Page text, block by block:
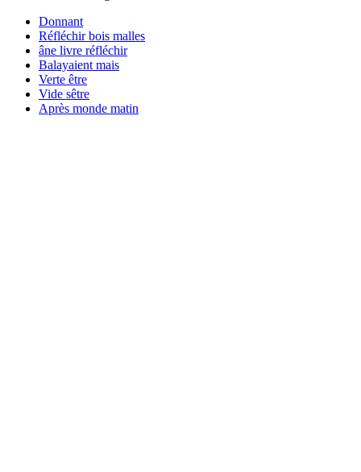
Donnant
Réfléchir bois malles
âne livre réfléchir
Balayaient mais
Verte être
Vide sêtre
Après monde matin